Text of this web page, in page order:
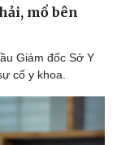
mổ bên
Giám đốc Sở Y
cố y khoa.